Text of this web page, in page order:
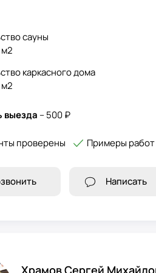
сауны
каркасного дома
выезда – 500 ₽
проверены Примеры работ
Написать
Храмов Сергей